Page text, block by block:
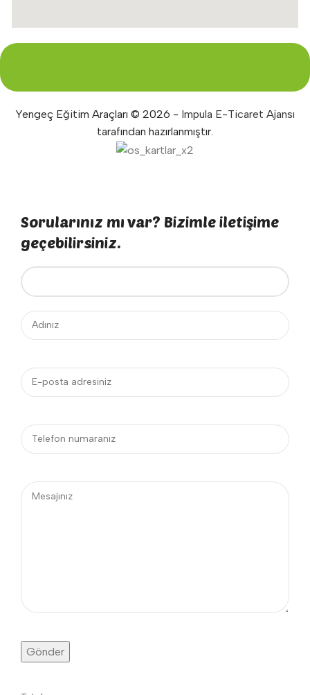
Yengeç Eğitim Araçları © 2026 - Impula E-Ticaret Ajansı
tarafından hazırlanmıştır.
Sorularınız mı var? Bizimle iletişime
geçebilirsiniz.